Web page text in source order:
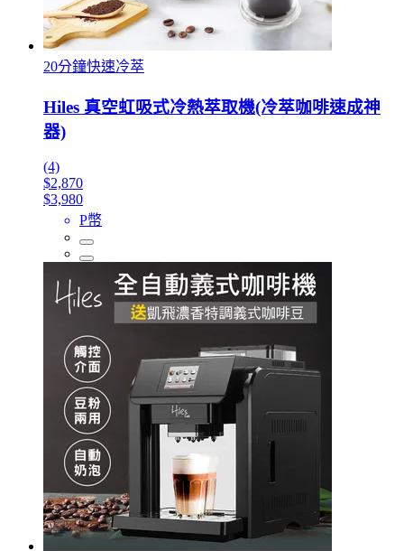
20分鐘快速冷萃
Hiles 真空虹吸式冷熱萃取機(冷萃咖啡速成神
器)
(4)
$2,870
$3,980
P幣